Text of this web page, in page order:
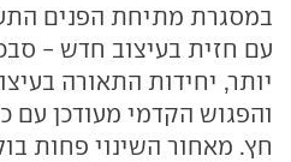
במסגרת מתיחת הפנים
עם חזית בעיצוב חדש -
יותר, יחידות התאורה
והפגוש הקדמי מעודכן עם
חץ. מאחור השינוי פחות